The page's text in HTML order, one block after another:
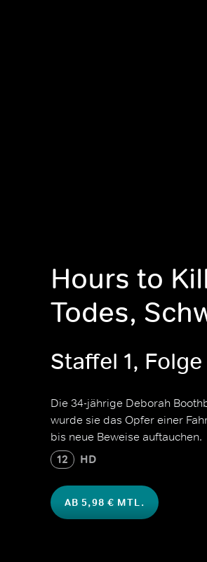
Hours to
Todes,
Staffel 1, Folge
Die 34-jährige Deborah
wurde sie das Opfer einer
bis neue Beweise auftauchen.
12 HD
AB 5,98 € MTL.